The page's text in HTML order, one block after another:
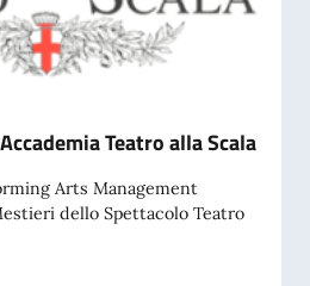
Teatro alla Scala
Arts Management
dello Spettacolo Teatro